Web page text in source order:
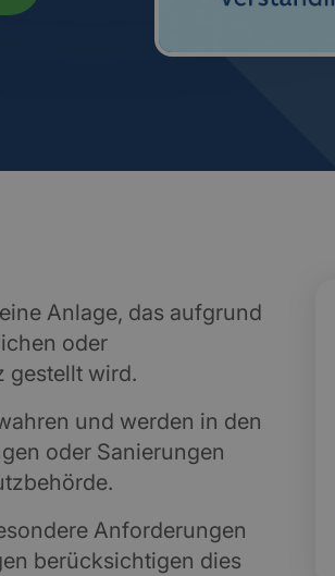
Anlage, das aufgrund
oder
gestellt wird.
und werden in den
oder Sanierungen
Anforderungen
berücksichtigen dies